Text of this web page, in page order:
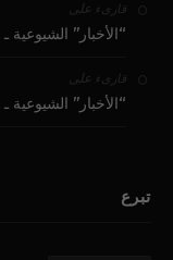
قارىء على
“الأخبار”
قارىء على
“الأخبار”
تبرع